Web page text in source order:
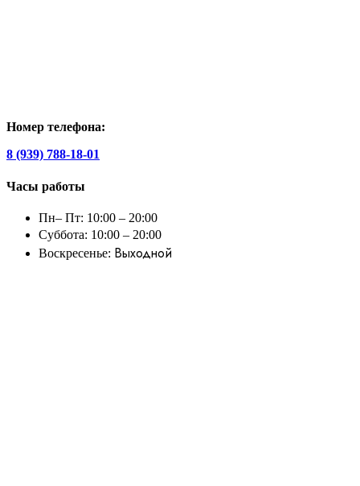
Номер телефона:
8 (939) 788-18-01
Часы работы
Пн– Пт: 10:00 – 20:00
Суббота: 10:00 – 20:00
Воскресенье: Выходной